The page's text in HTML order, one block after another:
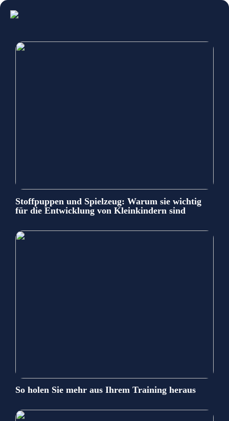
Stoffpuppen und Spielzeug: Warum sie wichtig
für die Entwicklung von Kleinkindern sind
So holen Sie mehr aus Ihrem Training heraus